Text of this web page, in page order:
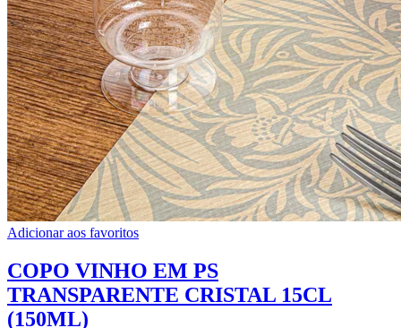
Adicionar aos favoritos
COPO VINHO EM PS
TRANSPARENTE CRISTAL 15CL
(150ML)